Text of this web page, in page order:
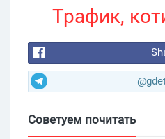
Трафик,
Советуем почитать